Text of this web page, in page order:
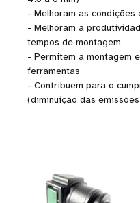
- Melhoram as condições
- Melhoram a
tempos de montagem
- Permitem a montagem
ferramentas
- Contribuem para o
(diminuição das